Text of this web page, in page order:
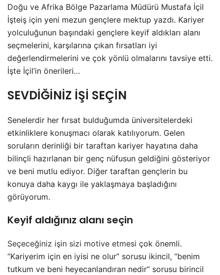
Doğu ve Afrika Bölge Pazarlama Müdürü Mustafa İçil
İşteiş için yeni mezun gençlere mektup yazdı. Kariyer
yolculuğunun başındaki gençlere keyif aldıkları alanı
seçmelerini, karşılarına çıkan fırsatları iyi
değerlendirmelerini ve çok yönlü olmalarını tavsiye etti.
İşte İçil’in önerileri…
SEVDİĞİNİZ İŞİ SEÇİN
Senelerdir her fırsat bulduğumda üniversitelerdeki
etkinliklere konuşmacı olarak katılıyorum. Gelen
soruların derinliği bir taraftan kariyer hayatına daha
bilinçli hazırlanan bir genç nüfusun geldiğini gösteriyor
ve beni mutlu ediyor. Diğer taraftan gençlerin bu
konuya daha kaygı ile yaklaşmaya başladığını
görüyorum.
Keyif aldığınız alanı seçin
Seçeceğiniz işin sizi motive etmesi çok önemli.
“Kariyerim için en iyisi ne olur” sorusu ikincil, “benim
tutkum ve beni heyecanlandıran nedir” sorusu birincil